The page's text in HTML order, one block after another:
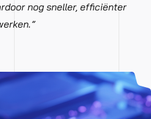
nog sneller, efficiënter